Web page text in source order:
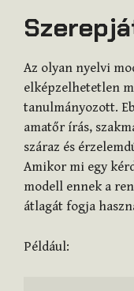
Az olyan nyelvi
elképzelhetetlen
tanulmányozott.
amatőr írás,
száraz és
Amikor mi egy
modell ennek a
átlagát fogja
Például: